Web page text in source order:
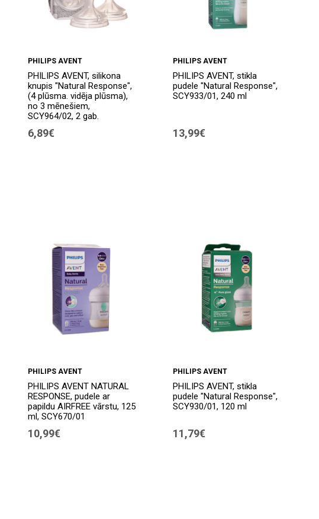
PHILIPS AVENT
PHILIPS AVENT, silikona
knupis "Natural Response",
(4 plūsma. vidēja plūsma),
no 3 mēnešiem,
SCY964/02, 2 gab.
6,89€
PHILIPS AVENT
PHILIPS AVENT, stikla
pudele "Natural Response",
SCY933/01, 240 ml
13,99€
PHILIPS AVENT
PHILIPS AVENT NATURAL
RESPONSE, pudele ar
papildu AIRFREE vārstu, 125
ml, SCY670/01
10,99€
PHILIPS AVENT
PHILIPS AVENT, stikla
pudele "Natural Response",
SCY930/01, 120 ml
11,79€